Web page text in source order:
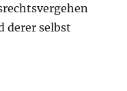
derer selbst